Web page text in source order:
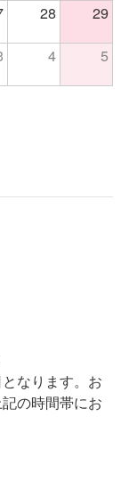
28
29
4 5
なります。お
の時間帯にお